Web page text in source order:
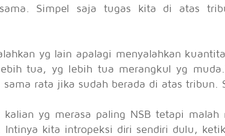
Simpel saja tugas kita di atas
yg lain apalagi menyalahkan
tua, yg lebih tua merangkul yg
rata jika sudah berada di atas tribun.
kalian yg merasa paling NSB tetapi malah
Intinya kita intropeksi diri sendiri dulu,